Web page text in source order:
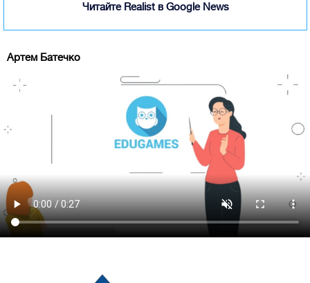
Читайте Realist в Google News
Артем Батечко